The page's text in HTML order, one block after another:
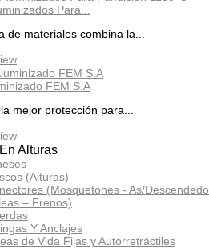
Para...
de materiales combina la...
FEM S.A
mejor protección para...
Alturas
(Alturas)
(Mosquetones - As/
– Frenos)
Y Anclajes
de Vida Fijas y Autorretráctiles